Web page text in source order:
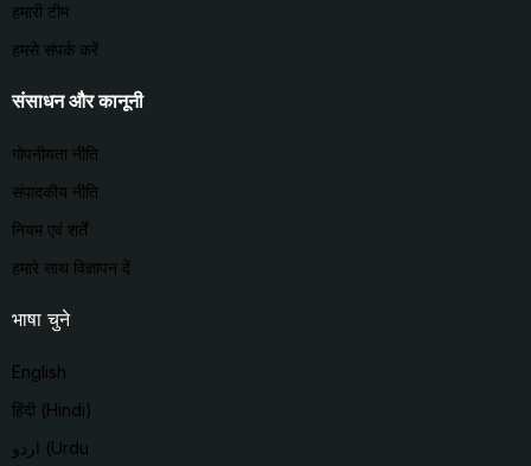
हमारी टीम
हमसे संपर्क करें
संसाधन और कानूनी
गोपनीयता नीति
संपादकीय नीति
नियम एवं शर्तें
हमारे साथ विज्ञापन दें
भाषा चुने
English
हिंदी (Hindi)
اردو (Urdu